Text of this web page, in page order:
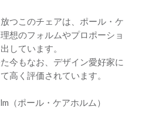
つこのチェアは、ポール・ケ
想のフォルムやプロポーショ
しています。
今もなお、デザイン愛好家に
高く評価されています。
（ポール・ケアホルム）